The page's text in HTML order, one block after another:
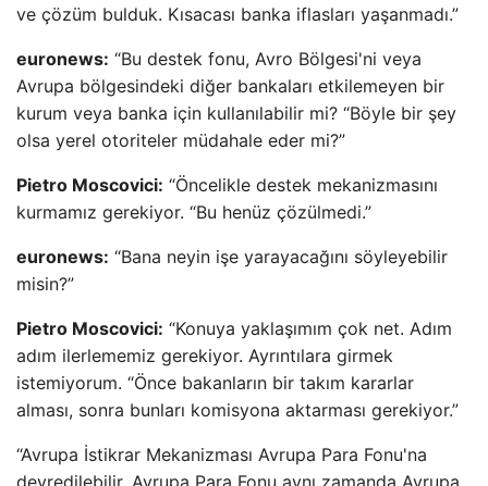
ve çözüm bulduk. Kısacası banka iflasları yaşanmadı.”
euronews: “Bu destek fonu, Avro Bölgesi'ni veya
Avrupa bölgesindeki diğer bankaları etkilemeyen bir
kurum veya banka için kullanılabilir mi? “Böyle bir şey
olsa yerel otoriteler müdahale eder mi?”
Pietro Moscovici: “Öncelikle destek mekanizmasını
kurmamız gerekiyor. “Bu henüz çözülmedi.”
euronews: “Bana neyin işe yarayacağını söyleyebilir
misin?”
Pietro Moscovici: “Konuya yaklaşımım çok net. Adım
adım ilerlememiz gerekiyor. Ayrıntılara girmek
istemiyorum. “Önce bakanların bir takım kararlar
alması, sonra bunları komisyona aktarması gerekiyor.”
“Avrupa İstikrar Mekanizması Avrupa Para Fonu'na
devredilebilir. Avrupa Para Fonu aynı zamanda Avrupa